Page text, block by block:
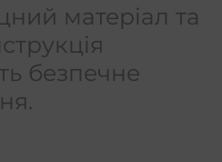
матеріал та
безпечне